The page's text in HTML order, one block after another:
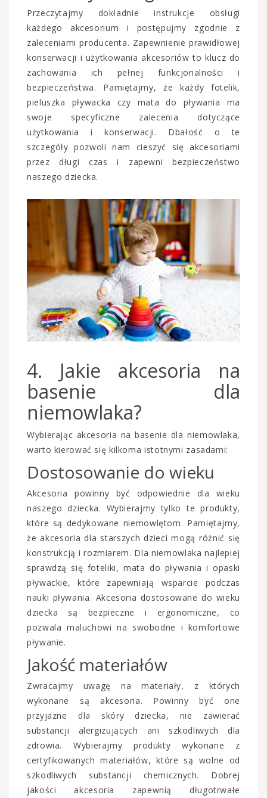
Przeczytajmy dokładnie instrukcje obsługi
każdego akcesorium i postępujmy zgodnie z
zaleceniami producenta. Zapewnienie prawidłowej
konserwacji i użytkowania akcesoriów to klucz do
zachowania ich pełnej funkcjonalności i
bezpieczeństwa. Pamiętajmy, że każdy fotelik,
pieluszka pływacka czy mata do pływania ma
swoje specyficzne zalecenia dotyczące
użytkowania i konserwacji. Dbałość o te
szczegóły pozwoli nam cieszyć się akcesoriami
przez długi czas i zapewni bezpieczeństwo
naszego dziecka.
4. Jakie akcesoria na
basenie dla
niemowlaka?
Wybierając akcesoria na basenie dla niemowlaka,
warto kierować się kilkoma istotnymi zasadami:
Dostosowanie do wieku
Akcesoria powinny być odpowiednie dla wieku
naszego dziecka. Wybierajmy tylko te produkty,
które są dedykowane niemowlętom. Pamiętajmy,
że akcesoria dla starszych dzieci mogą różnić się
konstrukcją i rozmiarem. Dla niemowlaka najlepiej
sprawdzą się foteliki, mata do pływania i opaski
pływackie, które zapewniają wsparcie podczas
nauki pływania. Akcesoria dostosowane do wieku
dziecka są bezpieczne i ergonomiczne, co
pozwala maluchowi na swobodne i komfortowe
pływanie.
Jakość materiałów
Zwracajmy uwagę na materiały, z których
wykonane są akcesoria. Powinny być one
przyjazne dla skóry dziecka, nie zawierać
substancji alergizujących ani szkodliwych dla
zdrowia. Wybierajmy produkty wykonane z
certyfikowanych materiałów, które są wolne od
szkodliwych substancji chemicznych. Dobrej
jakości akcesoria zapewnią długotrwałe